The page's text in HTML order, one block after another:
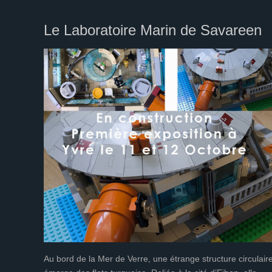
Le Laboratoire Marin de Savareen
Au bord de la Mer de Verre, une étrange structure